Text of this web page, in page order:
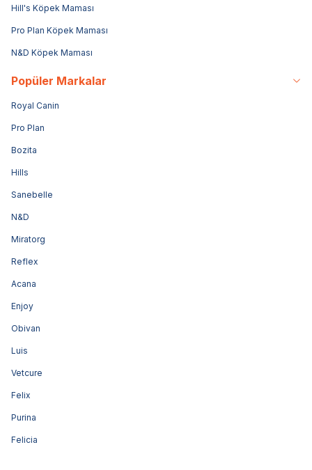
Hill's Köpek Maması
Pro Plan Köpek Maması
N&D Köpek Maması
Popüler Markalar
Royal Canin
Pro Plan
Bozita
Hills
Sanebelle
N&D
Miratorg
Reflex
Acana
Enjoy
Obivan
Luis
Vetcure
Felix
Purina
Felicia